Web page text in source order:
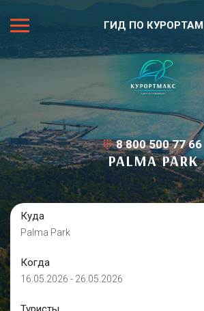
ГИД ПО КУРОРТАМ
8 800 500 77 66
PALMA PARK
Куда
Palma Park
Когда
16.05.2026 - 26.05.2026